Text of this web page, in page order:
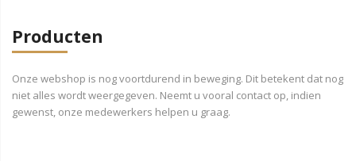
Producten
Onze webshop is nog voortdurend in beweging. Dit betekent dat nog
niet alles wordt weergegeven. Neemt u vooral contact op, indien
gewenst, onze medewerkers helpen u graag.